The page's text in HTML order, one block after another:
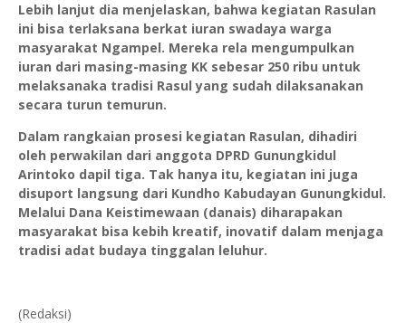
Lebih lanjut dia menjelaskan, bahwa kegiatan Rasulan
ini bisa terlaksana berkat iuran swadaya warga
masyarakat Ngampel. Mereka rela mengumpulkan
iuran dari masing-masing KK sebesar 250 ribu untuk
melaksanaka tradisi Rasul yang sudah dilaksanakan
secara turun temurun.
Dalam rangkaian prosesi kegiatan Rasulan, dihadiri
oleh perwakilan dari anggota DPRD Gunungkidul
Arintoko dapil tiga. Tak hanya itu, kegiatan ini juga
disuport langsung dari Kundho Kabudayan Gunungkidul.
Melalui Dana Keistimewaan (danais) diharapakan
masyarakat bisa kebih kreatif, inovatif dalam menjaga
tradisi adat budaya tinggalan leluhur.
(Redaksi)